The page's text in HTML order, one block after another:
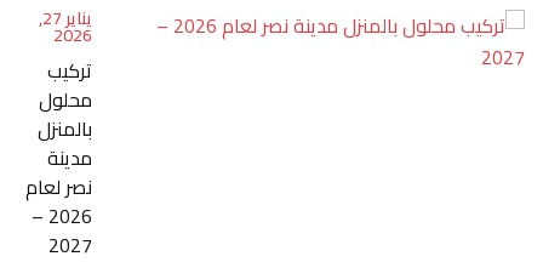
يناير 27,
2026
تركيب
محلول
بالمنزل
مدينة
نصر لعام
2026 –
2027